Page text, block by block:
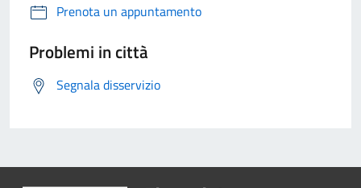
Prenota un appuntamento
Problemi in città
Segnala disservizio